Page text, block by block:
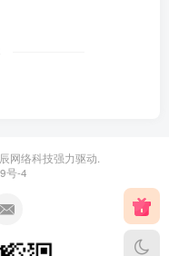
网络科技强力驱动.
号-4